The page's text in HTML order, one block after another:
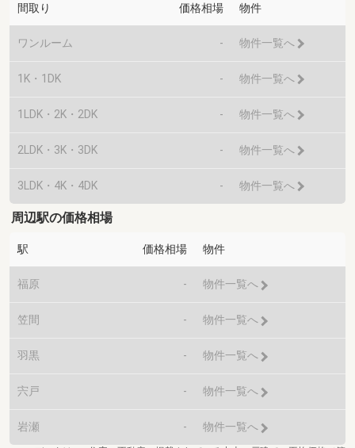
間取り 価格相場 物件
ワンルーム - 物件一覧へ
1K・1DK - 物件一覧へ
1LDK・2K・2DK - 物件一覧へ
2LDK・3K・3DK - 物件一覧へ
3LDK・4K・4DK - 物件一覧へ
周辺駅の価格相場
駅 価格相場 物件
福原 - 物件一覧へ
笠間 - 物件一覧へ
羽黒 - 物件一覧へ
宍戸 - 物件一覧へ
岩瀬 - 物件一覧へ